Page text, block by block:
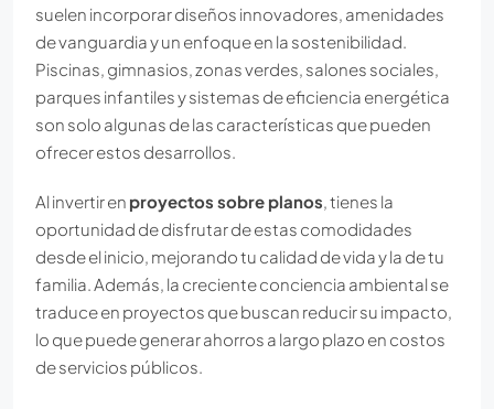
suelen incorporar diseños innovadores, amenidades
de vanguardia y un enfoque en la sostenibilidad.
Piscinas, gimnasios, zonas verdes, salones sociales,
parques infantiles y sistemas de eficiencia energética
son solo algunas de las características que pueden
ofrecer estos desarrollos.
Al invertir en proyectos sobre planos , tienes la
oportunidad de disfrutar de estas comodidades
desde el inicio, mejorando tu calidad de vida y la de tu
familia. Además, la creciente conciencia ambiental se
traduce en proyectos que buscan reducir su impacto,
lo que puede generar ahorros a largo plazo en costos
de servicios públicos.